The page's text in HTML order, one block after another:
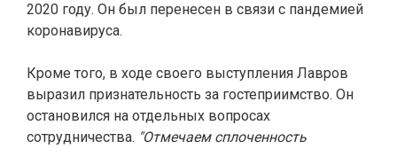
2020 году. Он был перенесен в связи с пандемией
коронавируса.
Кроме того, в ходе своего выступления Лавров
выразил признательность за гостеприимство. Он
остановился на отдельных вопросах
сотрудничества. "Отмечаем сплоченность